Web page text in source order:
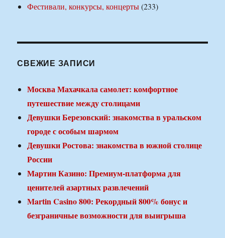
Фестивали, конкурсы, концерты(233)
СВЕЖИЕ ЗАПИСИ
Москва Махачкала самолет: комфортное
путешествие между столицами
Девушки Березовский: знакомства в уральском
городе с особым шармом
Девушки Ростова: знакомства в южной столице
России
Мартин Казино: Премиум-платформа для
ценителей азартных развлечений
Martin Casino 800: Рекордный 800% бонус и
безграничные возможности для выигрыша